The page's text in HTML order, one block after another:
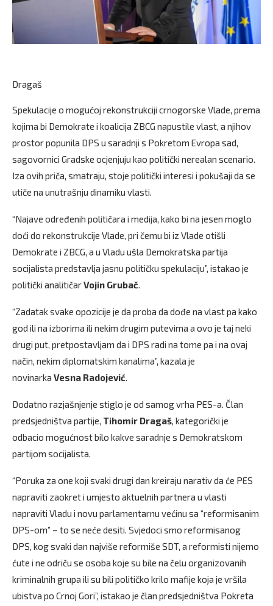
Dragaš
Spekulacije o mogućoj rekonstrukciji crnogorske Vlade, prema
kojima bi Demokrate i koalicija ZBCG napustile vlast, a njihov
prostor popunila DPS u saradnji s Pokretom Evropa sad,
sagovornici Gradske ocjenjuju kao politički nerealan scenario.
Iza ovih priča, smatraju, stoje politički interesi i pokušaji da se
utiče na unutrašnju dinamiku vlasti.
“Najave određenih političara i medija, kako bi na jesen moglo
doći do rekonstrukcije Vlade, pri čemu bi iz Vlade otišli
Demokrate i ZBCG, a u Vladu ušla Demokratska partija
socijalista predstavlja jasnu političku spekulaciju”, istakao je
politički analitičarVojin Grubač.
“Zadatak svake opozicije je da proba da dođe na vlast pa kako
god ili na izborima ili nekim drugim putevima a ovo je taj neki
drugi put, pretpostavljam da i DPS radi na tome pa i na ovaj
način, nekim diplomatskim kanalima”, kazala je
novinarka Vesna Radojević.
Dodatno razjašnjenje stiglo je od samog vrha PES-a. Član
predsjedništva partije, Tihomir Dragaš, kategorički je
odbacio mogućnost bilo kakve saradnje s Demokratskom
partijom socijalista.
“Poruka za one koji svaki drugi dan kreiraju narativ da će PES
napraviti zaokret i umjesto aktuelnih partnera u vlasti
napraviti Vladu i novu parlamentarnu većinu sa “reformisanim
DPS-om” – to se neće desiti. Svjedoci smo reformisanog
DPS, kog svaki dan najviše reformiše SDT, a reformisti nijemo
ćute i ne odriču se osoba koje su bile na čelu organizovanih
kriminalnih grupa ili su bili političko krilo mafije koja je vršila
ubistva po Crnoj Gori”, istakao je član predsjedništva Pokreta